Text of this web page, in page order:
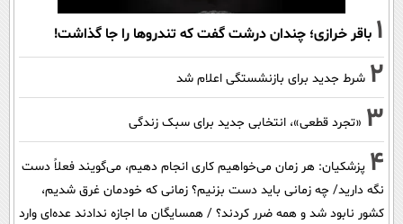
1 باقر خرازی؛ چندان درشت گفت که تندروها را جا گذاشت!
2 شرط جدید برای بازنشستگی اعلام شد
3 «تجرد قطعی»، انتخابی جدید برای سبک زندگی
4 پزشکیان: هر زمان می‌خواهیم کاری انجام دهیم، می‌گویند فعلاً دست
نگه دارید/ چه زمانی باید دست بزنیم؟ زمانی که خودمان غرق شدیم،
کشور نابود شد و همه ضرر کردند؟ / همسایگان ما اجازه ندادند عده‌ای وارد